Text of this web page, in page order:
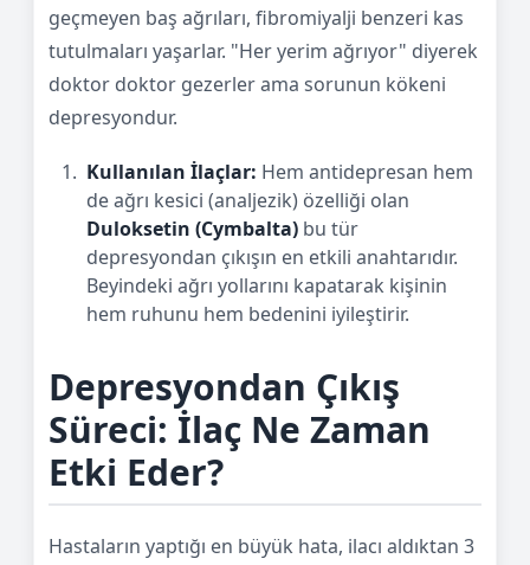
geçmeyen baş ağrıları, fibromiyalji benzeri kas
tutulmaları yaşarlar. "Her yerim ağrıyor" diyerek
doktor doktor gezerler ama sorunun kökeni
depresyondur.
Kullanılan İlaçlar: Hem antidepresan hem
de ağrı kesici (analjezik) özelliği olan
Duloksetin (Cymbalta) bu tür
depresyondan çıkışın en etkili anahtarıdır.
Beyindeki ağrı yollarını kapatarak kişinin
hem ruhunu hem bedenini iyileştirir.
Depresyondan Çıkış
Süreci: İlaç Ne Zaman
Etki Eder?
Hastaların yaptığı en büyük hata, ilacı aldıktan 3